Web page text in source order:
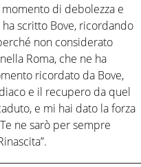
di debolezza e
scritto Bove, ricordando
non considerato
Roma, che ne ha
ricordato da Bove,
e il recupero da quel
e mi hai dato la forza
ne sarò per sempre